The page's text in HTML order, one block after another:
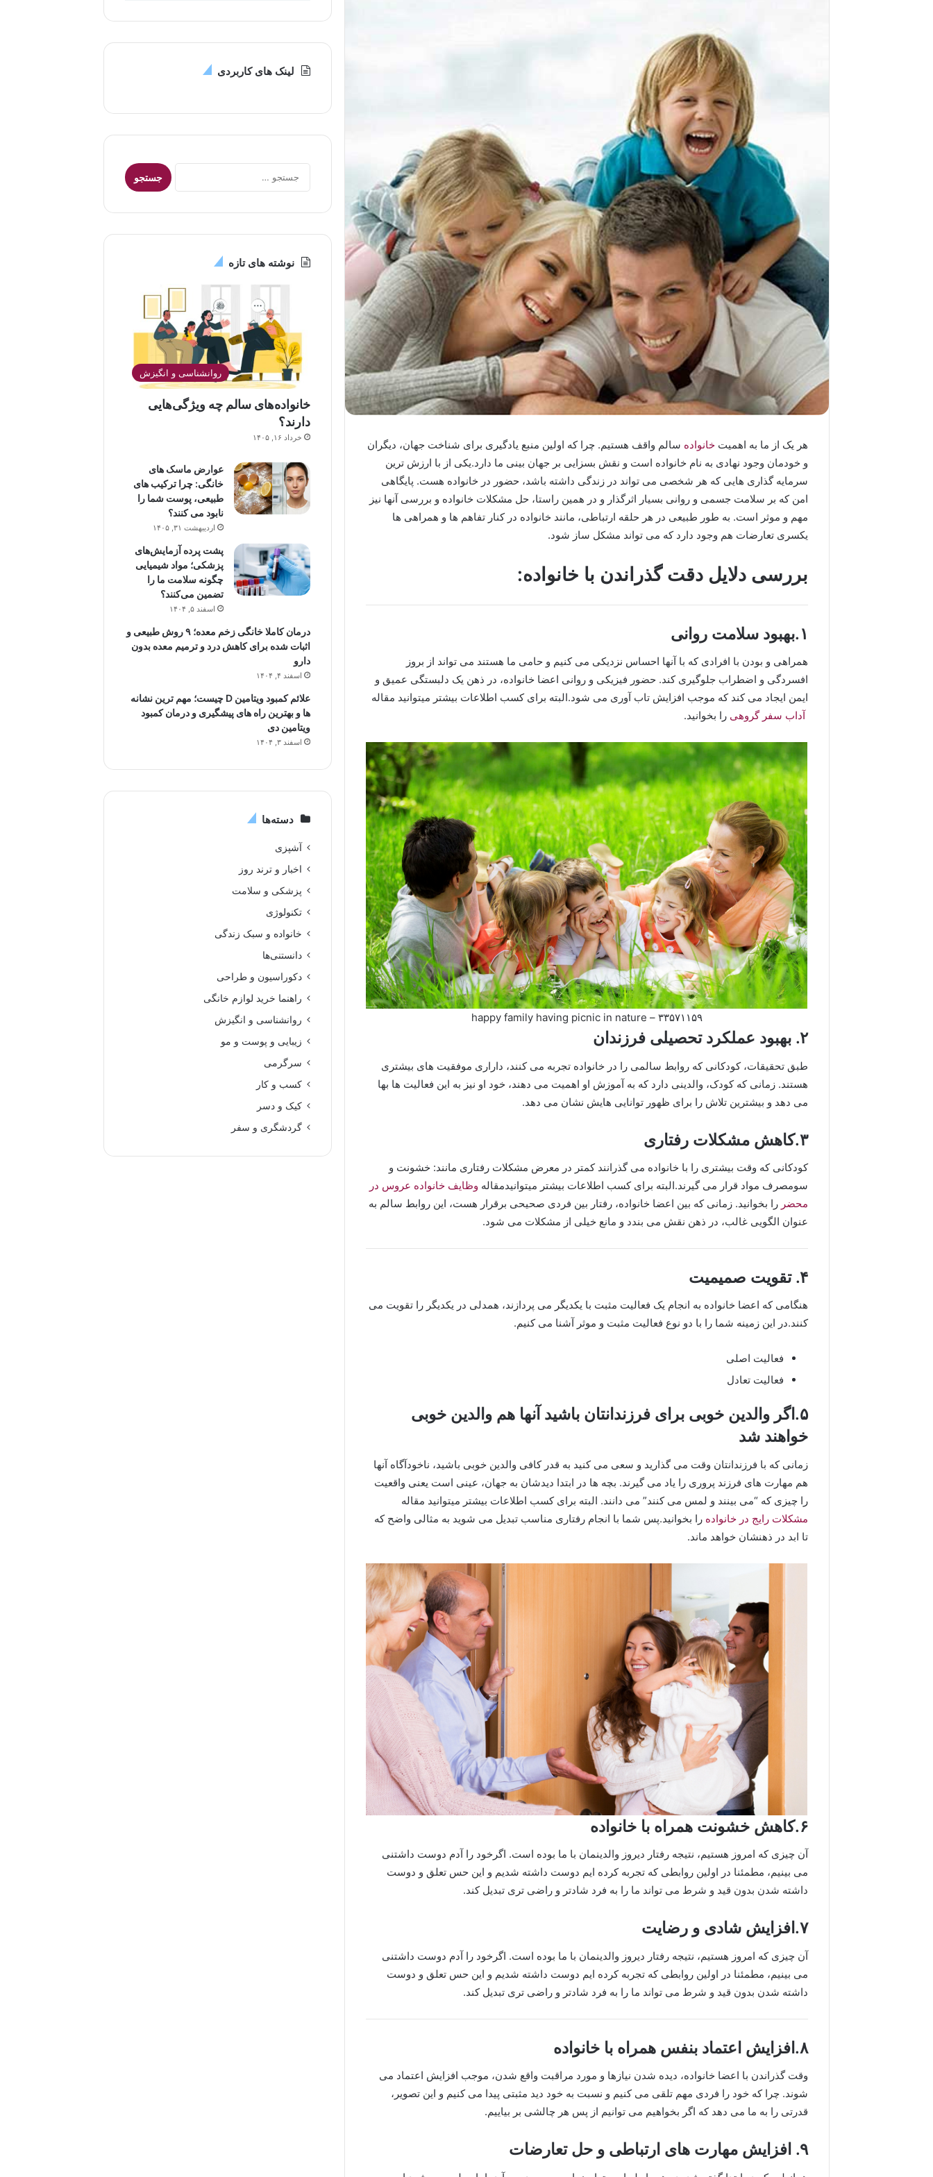
هر یک از ما به اهمیت خانواده سالم واقف هستیم. چرا که اولین منبع یادگیری برای شناخت جهان، دیگران
و خودمان وجود نهادی به نام خانواده است و نقش بسزایی بر جهان بینی ما دارد.یکی از با ارزش ترین
سرمایه گذاری هایی که هر شخصی می تواند در زندگی داشته باشد، حضور در خانواده هست. پایگاهی
امن که بر سلامت جسمی و روانی بسیار اثرگذار و در همین راستا، حل مشکلات خانواده و بررسی آنها نیز
مهم و موثر است. به طور طبیعی در هر حلقه ارتباطی، مانند خانواده در کنار تفاهم ها و همراهی ها
یکسری تعارضات هم وجود دارد که می تواند مشکل ساز شود.
بررسی دلایل دقت گذراندن با خانواده:
۱.بهبود سلامت روانی
همراهی و بودن با افرادی که با آنها احساس نزدیکی می کنیم و حامی ما هستند می تواند از بروز
افسردگی و اضطراب جلوگیری کند. حضور فیزیکی و روانی اعضا خانواده، در ذهن یک دلبستگی عمیق و
ایمن ایجاد می کند که موجب افزایش تاب آوری می شود.البته برای کسب اطلاعات بیشتر میتوانید مقاله
آداب سفر گروهی را بخوانید.
۳۳۵۷۱۱۵۹ – happy family having picnic in nature
۲. بهبود عملکرد تحصیلی فرزندان
طبق تحقیقات، کودکانی که روابط سالمی را در خانواده تجربه می کنند، داراری موفقیت های بیشتری
هستند. زمانی که کودک، والدینی دارد که به آموزش او اهمیت می دهند، خود او نیز به این فعالیت ها بها
می دهد و بیشترین تلاش را برای ظهور توانایی هایش نشان می دهد.
۳.کاهش مشکلات رفتاری
کودکانی که وقت بیشتری را با خانواده می گذرانند کمتر در معرض مشکلات رفتاری مانند: خشونت و
سومصرف مواد قرار می گیرند.البته برای کسب اطلاعات بیشتر میتوانیدمقاله وظایف خانواده عروس در
محضر را بخوانید. زمانی که بین اعضا خانواده، رفتار بین فردی صحیحی برقرار هست، این روابط سالم به
عنوان الگویی غالب، در ذهن نقش می بندد و مانع خیلی از مشکلات می شود.
۴. تقویت صمیمیت
هنگامی که اعضا خانواده به انجام یک فعالیت مثبت با یکدیگر می پردازند، همدلی در یکدیگر را تقویت می
کنند.در این زمینه شما را با دو نوع فعالیت مثبت و موثر آشنا می کنیم.
فعالیت اصلی
فعالیت تعادل
۵.اگر والدین خوبی برای فرزندانتان باشید آنها هم والدین خوبی
خواهند شد
زمانی که با فرزندانتان وقت می گذارید و سعی می کنید به قدر کافی والدین خوبی باشید، ناخودآگاه آنها
هم مهارت های فرزند پروری را یاد می گیرند. بچه ها در ابتدا دیدشان به جهان، عینی است یعنی واقعیت
را چیزی که “می بینند و لمس می کنند” می دانند. البته برای کسب اطلاعات بیشتر میتوانید مقاله
مشکلات رایج در خانواده را بخوانید.پس شما با انجام رفتاری مناسب تبدیل می شوید به مثالی واضح که
تا ابد در ذهنشان خواهد ماند.
۶.کاهش خشونت همراه با خانواده
آن چیزی که امروز هستیم، نتیجه رفتار دیروز والدینمان با ما بوده است. اگرخود را آدم دوست داشتنی
می بینیم، مطمئنا در اولین روابطی که تجربه کرده ایم دوست داشته شدیم و این حس تعلق و دوست
داشته شدن بدون قید و شرط می تواند ما را به فرد شادتر و راضی تری تبدیل کند.
۷.افزایش شادی و رضایت
آن چیزی که امروز هستیم، نتیجه رفتار دیروز والدینمان با ما بوده است. اگرخود را آدم دوست داشتنی
می بینیم، مطمئنا در اولین روابطی که تجربه کرده ایم دوست داشته شدیم و این حس تعلق و دوست
داشته شدن بدون قید و شرط می تواند ما را به فرد شادتر و راضی تری تبدیل کند.
۸.افزایش اعتماد بنفس همراه با خانواده
وقت گذراندن با اعضا خانواده، دیده شدن نیازها و مورد مراقبت واقع شدن، موجب افزایش اعتماد می
شوند. چرا که خود را فردی مهم تلقی می کنیم و نسبت به خود دید مثبتی پیدا می کنیم و این تصویر،
قدرتی را به ما می دهد که اگر بخواهیم می توانیم از پس هر چالشی بر بیاییم.
۹. افزایش مهارت های ارتباطی و حل تعارضات
لینک های کاربردی
جستجو
برای:
نوشته های تازه
روانشناسی و انگیزش
خانواده‌های سالم چه ویژگی‌هایی
دارند؟
خرداد ۱۶, ۱۴۰۵
عوارض ماسک های
خانگی: چرا ترکیب های
طبیعی، پوست شما را
نابود می کنند؟
اردیبهشت ۳۱, ۱۴۰۵
پشت پرده آزمایش‌های
پزشکی؛ مواد شیمیایی
چگونه سلامت ما را
تضمین می‌کنند؟
اسفند ۵, ۱۴۰۴
درمان کاملا خانگی زخم معده؛ ۹ روش طبیعی و
اثبات شده برای کاهش درد و ترمیم معده بدون
دارو
اسفند ۴, ۱۴۰۴
علائم کمبود ویتامین D چیست؛ مهم ترین نشانه
ها و بهترین راه های پیشگیری و درمان کمبود
ویتامین دی
اسفند ۳, ۱۴۰۴
دسته‌ها
آشپزی
اخبار و ترند روز
پزشکی و سلامت
تکنولوژی
خانواده و سبک زندگی
دانستنی‌ها
دکوراسیون و طراحی
راهنما خرید لوازم خانگی
روانشناسی و انگیزش
زیبایی و پوست و مو
سرگرمی
کسب و کار
کیک و دسر
گردشگری و سفر